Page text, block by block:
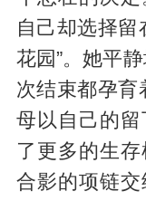
自己却选择留
花园”。她平
次结束都孕育
母以自己的
了更多的生
合影的项链